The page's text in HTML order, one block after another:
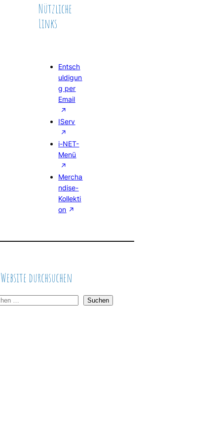
Nützliche
Links
Entsch
uldigun
g per
Email
IServ
i-NET-
Menü
Mercha
ndise-
Kollekti
on
durchsuchen
Suchen